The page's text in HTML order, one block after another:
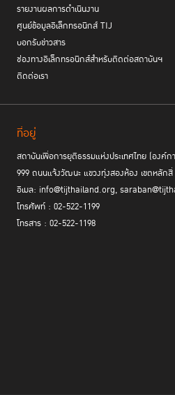
รายงานผลการดำเนินงาน
ศูนย์ข้อมูลอิเล็กทรอนิกส์ TIJ
บอกรับข่าวสาร
ช่องทางอิเล็กทรอนิกส์สำหรับติดต่อสถาบันฯ
ติดต่อเรา
ที่อยู่
สถาบันเพื่อการยุติธรรมแห่งประเทศไทย (องค์ก
999 ถนนแจ้งวัฒนะ แขวงทุ่งสองห้อง เขตหลัก
อีเมล: info@tijthailand.org,
โทรศัพท์ : 02-522-1199
โทรสาร : 02-522-1198